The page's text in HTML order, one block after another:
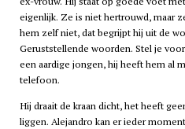
eigenlijk. Ze is niet hertrouwd, maar
hem zelf niet, dat begrijpt hij uit de
Geruststellende woorden. Stel je
een aardige jongen, hij heeft hem al
telefoon.
Hij draait de kraan dicht, het heeft
liggen. Alejandro kan er ieder